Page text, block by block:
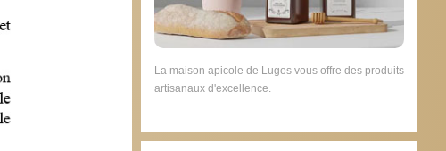
La maison apicole de Lugos vous offre des produits
artisanaux d'excellence.